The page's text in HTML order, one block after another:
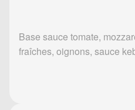
Base sauce tomate,
fraîches, oignons, sauce